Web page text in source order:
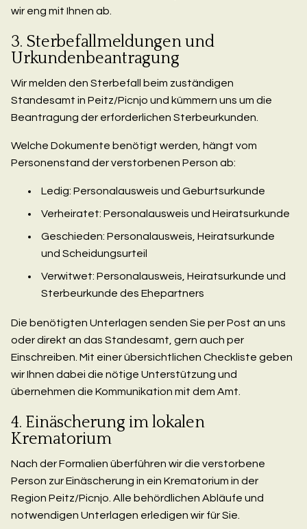
wir eng mit Ihnen ab.
3. Sterbefallmeldungen und
Urkundenbeantragung
Wir melden den Sterbefall beim zuständigen
Standesamt in Peitz/Picnjo und kümmern uns um die
Beantragung der erforderlichen Sterbeurkunden.
Welche Dokumente benötigt werden, hängt vom
Personenstand der verstorbenen Person ab:
Ledig: Personalausweis und Geburtsurkunde
Verheiratet: Personalausweis und Heiratsurkunde
Geschieden: Personalausweis, Heiratsurkunde
und Scheidungsurteil
Verwitwet: Personalausweis, Heiratsurkunde und
Sterbeurkunde des Ehepartners
Die benötigten Unterlagen senden Sie per Post an uns
oder direkt an das Standesamt, gern auch per
Einschreiben. Mit einer übersichtlichen Checkliste geben
wir Ihnen dabei die nötige Unterstützung und
übernehmen die Kommunikation mit dem Amt.
4. Einäscherung im lokalen
Krematorium
Nach der Formalien überführen wir die verstorbene
Person zur Einäscherung in ein Krematorium in der
Region Peitz/Picnjo. Alle behördlichen Abläufe und
notwendigen Unterlagen erledigen wir für Sie.